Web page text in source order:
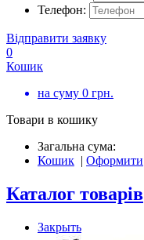
Телефон:
Відправити заявку
0
Кошик
на суму 0 грн.
Товари в кошику
Загальна сума:
Кошик | Оформити
Каталог товарів
Закрыть